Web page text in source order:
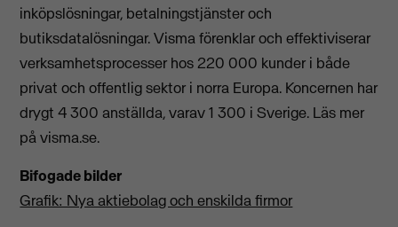
inköpslösningar, betalningstjänster och
butiksdatalösningar. Visma förenklar och effektiviserar
verksamhetsprocesser hos 220 000 kunder i både
privat och offentlig sektor i norra Europa. Koncernen har
drygt 4 300 anställda, varav 1 300 i Sverige. Läs mer
på visma.se.
Bifogade bilder
Grafik: Nya aktiebolag och enskilda firmor